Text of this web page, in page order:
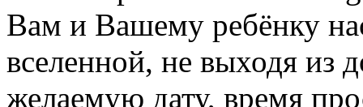
Вам и Вашему ребёнку
вселенной, не выходя из
желаемую дату, время